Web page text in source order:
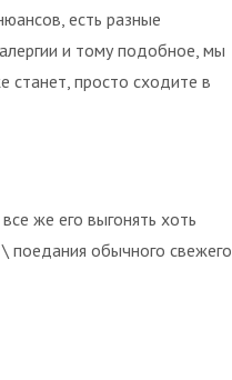
есть разные
и тому подобное, мы
станет, просто сходите в
же его выгонять хоть
поедания обычного свежего